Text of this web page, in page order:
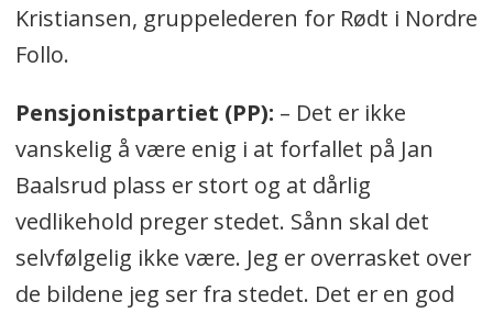
Kristiansen, gruppelederen for Rødt i Nordre
Follo.
Pensjonistpartiet (PP): – Det er ikke
vanskelig å være enig i at forfallet på Jan
Baalsrud plass er stort og at dårlig
vedlikehold preger stedet. Sånn skal det
selvfølgelig ikke være. Jeg er overrasket over
de bildene jeg ser fra stedet. Det er en god